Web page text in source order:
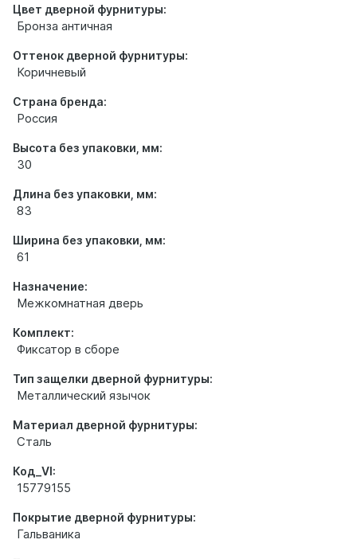
Цвет дверной фурнитуры:
Бронза античная
Оттенок дверной фурнитуры:
Коричневый
Страна бренда:
Россия
Высота без упаковки, мм:
30
Длина без упаковки, мм:
83
Ширина без упаковки, мм:
61
Назначение:
Межкомнатная дверь
Комплект:
Фиксатор в сборе
Тип защелки дверной фурнитуры:
Металлический язычок
Материал дверной фурнитуры:
Сталь
Код_VI:
15779155
Покрытие дверной фурнитуры:
Гальваника